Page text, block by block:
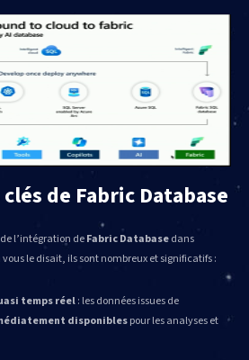
de Fabric Database
l’intégration deFabric Databasedans
vous le disait, ils sont nombreux et significatifs :
temps réel: les données issues de
disponiblespour les analyses et